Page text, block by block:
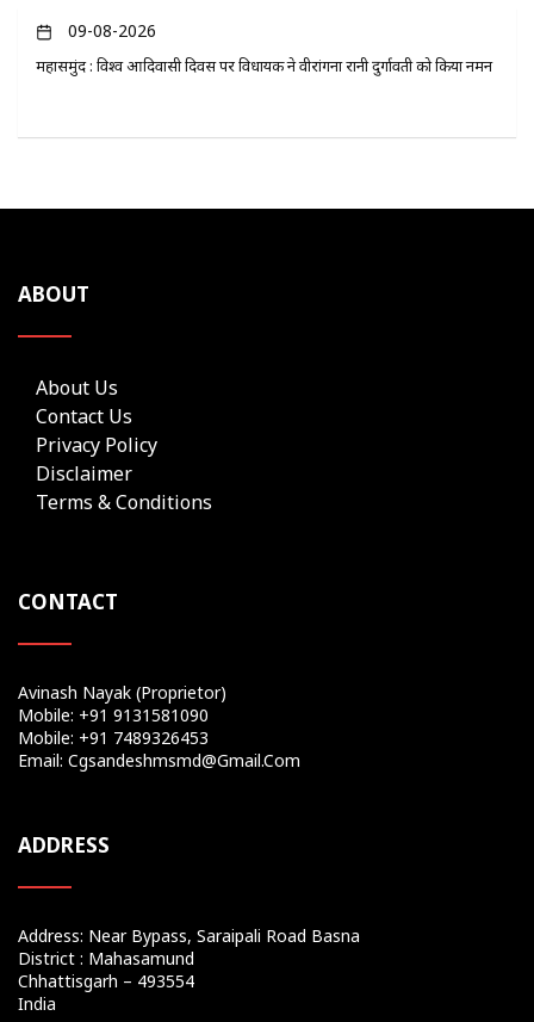
09-08-2026
महासमुंद : विश्व आदिवासी दिवस पर विधायक ने वीरांगना रानी दुर्गावती को किया नमन
ABOUT
About Us
Contact Us
Privacy Policy
Disclaimer
Terms & Conditions
CONTACT
Avinash Nayak (Proprietor)
Mobile: +91 9131581090
Mobile: +91 7489326453
Email: Cgsandeshmsmd@gmail.com
ADDRESS
Address: Near Bypass, Saraipali Road Basna
District : Mahasamund
Chhattisgarh – 493554
India